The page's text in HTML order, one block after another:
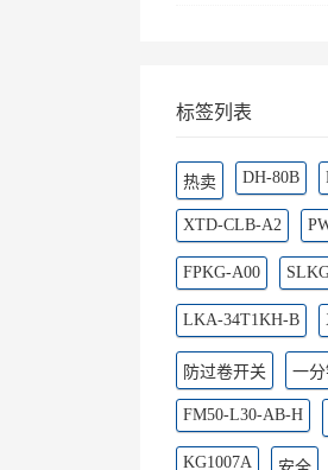
标签列表
热卖 DH-80B
XTD-CLB-A2
FPKG-A00
LKA-34T1KH-B
防过卷开关 一
FM50-L30-AB-H
KG1007A